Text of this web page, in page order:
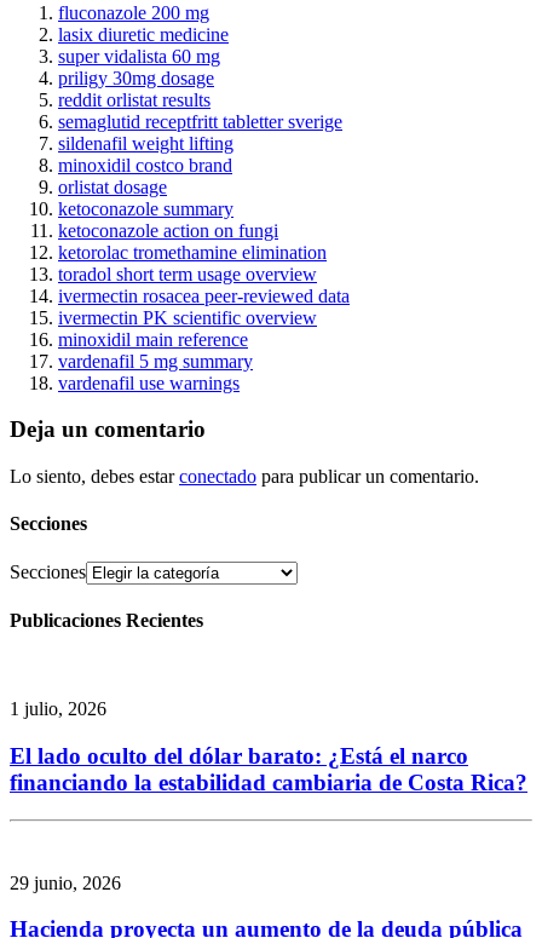
fluconazole 200 mg
lasix diuretic medicine
super vidalista 60 mg
priligy 30mg dosage
reddit orlistat results
semaglutid receptfritt tabletter sverige
sildenafil weight lifting
minoxidil costco brand
orlistat dosage
ketoconazole summary
ketoconazole action on fungi
ketorolac tromethamine elimination
toradol short term usage overview
ivermectin rosacea peer‑reviewed data
ivermectin PK scientific overview
minoxidil main reference
vardenafil 5 mg summary
vardenafil use warnings
Deja un comentario
Lo siento, debes estarconectado para publicar un comentario.
Secciones
Secciones
Publicaciones Recientes
1 julio, 2026
El lado oculto del dólar barato: ¿Está el narco
financiando la estabilidad cambiaria de Costa Rica?
29 junio, 2026
Hacienda proyecta un aumento de la deuda pública